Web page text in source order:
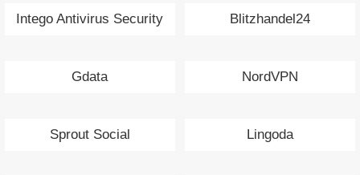
Intego Antivirus Security Blitzhandel24
Gdata NordVPN
Sprout Social Lingoda